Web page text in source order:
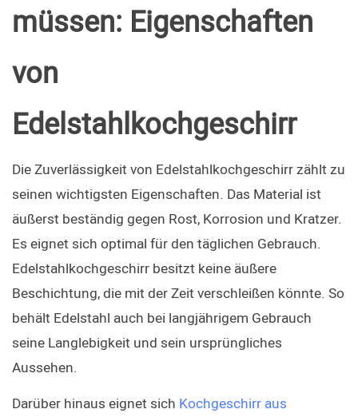
müssen: Eigenschaften
von
Edelstahlkochgeschirr
Die Zuverlässigkeit von Edelstahlkochgeschirr zählt zu
seinen wichtigsten Eigenschaften. Das Material ist
äußerst beständig gegen Rost, Korrosion und Kratzer.
Es eignet sich optimal für den täglichen Gebrauch.
Edelstahlkochgeschirr besitzt keine äußere
Beschichtung, die mit der Zeit verschleißen könnte. So
behält Edelstahl auch bei langjährigem Gebrauch
seine Langlebigkeit und sein ursprüngliches
Aussehen.
Darüber hinaus eignet sich Kochgeschirr aus